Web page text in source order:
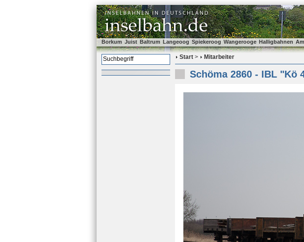
Borkum Juist Baltrum Langeoog Spiekeroog Wangerooge Halligbahnen
Start > Mitarbeiter
Schöma 2860 - IBL "Kö